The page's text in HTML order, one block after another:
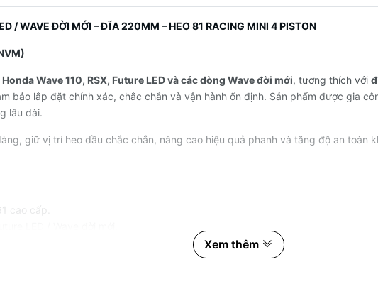
/ WAVE ĐỜI MỚI – ĐĨA 220MM – HEO 81 RACING MINI 4 PISTON
Honda Wave 110, RSX, Future LED và các dòng Wave đời mới, tương thích với
bảo lắp đặt chính xác, chắc chắn và vận hành ổn định. Sản phẩm được gia
lâu dài.
giữ vị trí heo dầu chắc chắn, nâng cao hiệu quả phanh và tăng độ an toàn
cao cấp.
Xem thêm